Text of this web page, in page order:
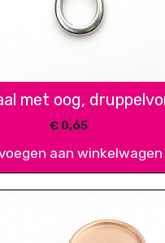
met oog,
€0,65
aan winkelwagen